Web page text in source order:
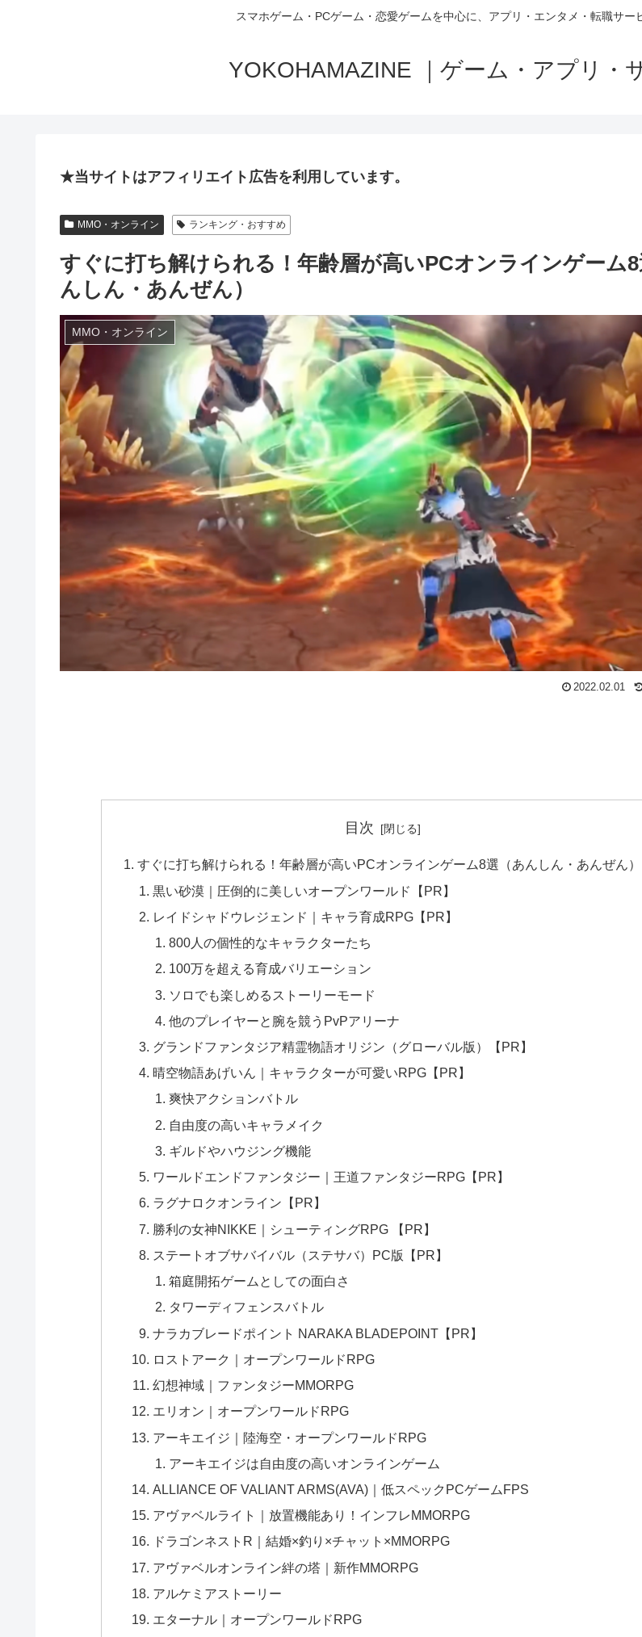
スマホゲーム・PCゲーム・恋愛ゲームを中心に、アプリ・エンタメ・転職サ
YOKOHAMAZINE ｜ゲーム・アプリ・
★当サイトはアフィリエイト広告を利用しています。
MMO・オンライン ランキング・おすすめ
すぐに打ち解けられる！年齢層が高いPCオンラインゲーム
んしん・あんぜん）
MMO・オンライン
2022.02.01
目次
すぐに打ち解けられる！年齢層が高いPCオンラインゲーム8選（あんしん・あんぜん）
黒い砂漠｜圧倒的に美しいオープンワールド【PR】
レイドシャドウレジェンド｜キャラ育成RPG【PR】
800人の個性的なキャラクターたち
100万を超える育成バリエーション
ソロでも楽しめるストーリーモード
他のプレイヤーと腕を競うPvPアリーナ
グランドファンタジア精霊物語オリジン（グローバル版）【PR】
晴空物語あげいん｜キャラクターが可愛いRPG【PR】
爽快アクションバトル
自由度の高いキャラメイク
ギルドやハウジング機能
ワールドエンドファンタジー｜王道ファンタジーRPG【PR】
ラグナロクオンライン【PR】
勝利の女神NIKKE｜シューティングRPG 【PR】
ステートオブサバイバル（ステサバ）PC版【PR】
箱庭開拓ゲームとしての面白さ
タワーディフェンスバトル
ナラカブレードポイント NARAKA BLADEPOINT【PR】
ロストアーク｜オープンワールドRPG
幻想神域｜ファンタジーMMORPG
エリオン｜オープンワールドRPG
アーキエイジ｜陸海空・オープンワールドRPG
アーキエイジは自由度の高いオンラインゲーム
ALLIANCE OF VALIANT ARMS(AVA)｜低スペックPCゲームFPS
アヴァベルライト｜放置機能あり！インフレMMORPG
ドラゴンネストR｜結婚×釣り×チャット×MMORPG
アヴァベルオンライン絆の塔｜新作MMORPG
アルケミアストーリー
エターナル｜オープンワールドRPG